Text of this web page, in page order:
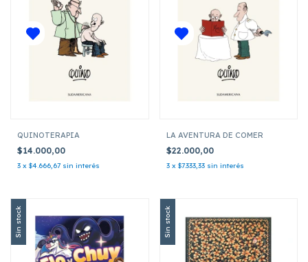
QUINOTERAPIA
$14.000,00
3 x $4.666,67 sin interés
LA AVENTURA DE COMER
$22.000,00
3 x $7.333,33 sin interés
Sin stock Sin stock